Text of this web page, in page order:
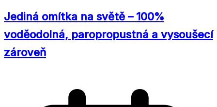
Jediná omítka na světě – 100%
voděodolná, paropropustná a vysoušecí
zároveň